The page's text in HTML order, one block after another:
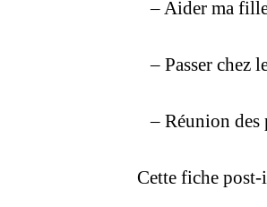
– Aider ma
– Passer chez
– Réunion des
Cette fiche post-